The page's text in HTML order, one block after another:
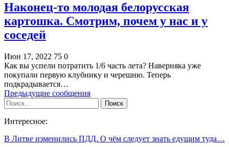
Наконец-то молодая белорусская
картошка. Смотрим, почем у нас и у
соседей
Июн 17, 2022 75 0
Как вы успели потратить 1/6 часть лета? Наверняка уже
покупали первую клубнику и черешню. Теперь
подкрадывается…
Предыдущие сообщения
Интересное:
В Литве изменились ПДД. О чём следует знать едущим туда…